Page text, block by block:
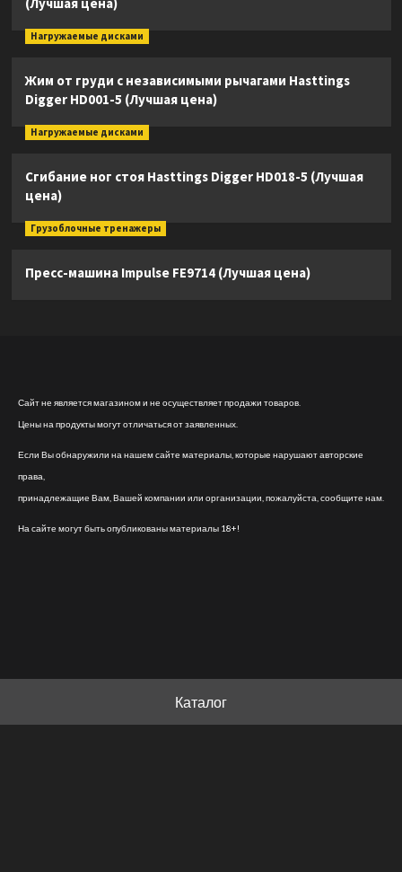
Нагружаемые дисками
Жим от груди с независимыми рычагами Hasttings
Digger HD001-5 (Лучшая цена)
Нагружаемые дисками
Сгибание ног стоя Hasttings Digger HD018-5 (Лучшая
цена)
Грузоблочные тренажеры
Пресс-машина Impulse FE9714 (Лучшая цена)
Сайт не является магазином и не осуществляет продажи товаров.
Цены на продукты могут отличаться от заявленных.
Если Вы обнаружили на нашем сайте материалы, которые нарушают авторские
права,
принадлежащие Вам, Вашей компании или организации, пожалуйста, сообщите нам.
На сайте могут быть опубликованы материалы 18+!
Каталог